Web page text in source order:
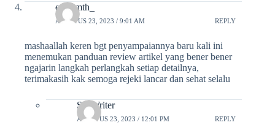
ervinmth_
AGUSTUS 23, 2023 / 9:01 AM REPLY
mashaallah keren bgt penyampaiannya baru kali ini
menemukan panduan review artikel yang bener bener
ngajarin langkah perlangkah setiap detailnya,
terimakasih kak semoga rejeki lancar dan sehat selalu
SIPWriter
AGUSTUS 23, 2023 / 12:01 PM REPLY